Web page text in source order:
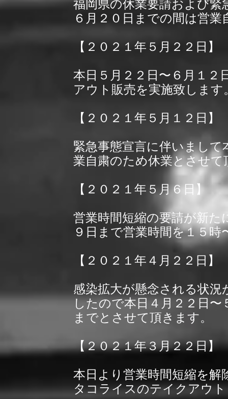
福岡県の休業要請および緊
６月２０日までの間は営
【２０２１年５月２２日】
本日５月２２日〜６月１
アウト販売を実施致します
【２０２１年５月１２日】
緊急事態宣言に伴いまして
業自粛のため休業とさせて
【２０２１年５月６日】
営業時間短縮の要請が新た
９日まで営業時間を１５
【２０２１年４月２２日】
感染拡大が懸念される状
したので本日４月２２日
までとさせて頂きます。
【２０２１年３月２２日】
本日より営業時間短縮を解
タコライスのテイクアウ